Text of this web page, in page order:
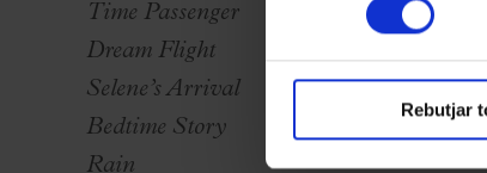
Rebutjar
Time Passenger
Dream Flight
Selene’s Arrival
Bedtime Story
Rain